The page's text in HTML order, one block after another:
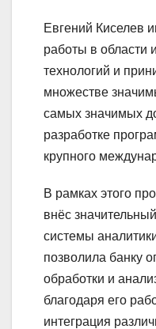
Евгений Киселев
работы в
технологий и
множестве
самых значимых
разработке
крупного
В рамках этого
внёс
системы
позволила банку
обработки и
благодаря его
интеграция